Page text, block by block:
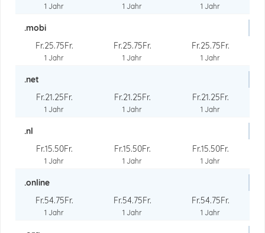
1 Jahr 1 Jahr 1 Jahr
.mobi
Fr.25.75Fr.
1 Jahr
Fr.25.75Fr.
1 Jahr
Fr.25.75Fr.
1 Jahr
.net
Fr.21.25Fr.
1 Jahr
Fr.21.25Fr.
1 Jahr
Fr.21.25Fr.
1 Jahr
.nl
Fr.15.50Fr.
1 Jahr
Fr.15.50Fr.
1 Jahr
Fr.15.50Fr.
1 Jahr
.online
Fr.54.75Fr.
1 Jahr
Fr.54.75Fr.
1 Jahr
Fr.54.75Fr.
1 Jahr